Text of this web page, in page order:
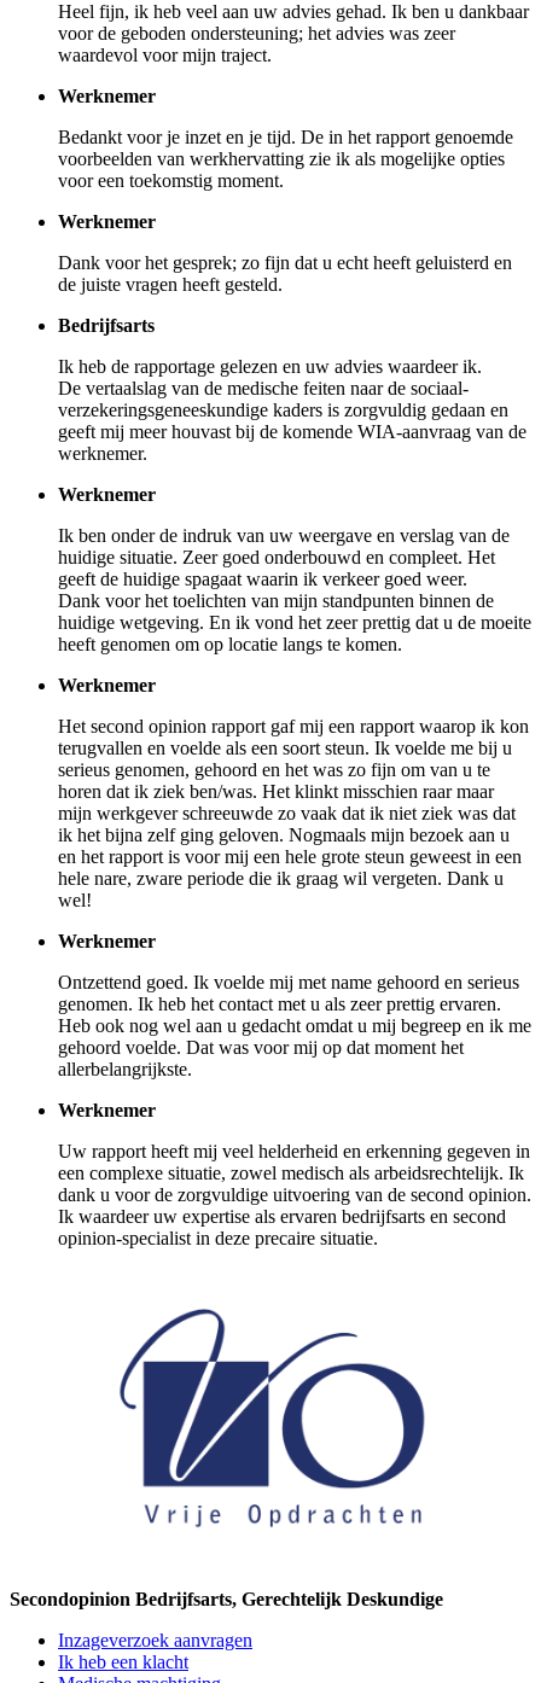
Heel fijn, ik heb veel aan uw advies gehad. Ik ben u dankbaar
voor de geboden ondersteuning; het advies was zeer
waardevol voor mijn traject.
Werknemer
Bedankt voor je inzet en je tijd. De in het rapport genoemde
voorbeelden van werkhervatting zie ik als mogelijke opties
voor een toekomstig moment.
Werknemer
Dank voor het gesprek; zo fijn dat u echt heeft geluisterd en
de juiste vragen heeft gesteld.
Bedrijfsarts
Ik heb de rapportage gelezen en uw advies waardeer ik.
De vertaalslag van de medische feiten naar de sociaal-
verzekeringsgeneeskundige kaders is zorgvuldig gedaan en
geeft mij meer houvast bij de komende WIA-aanvraag van de
werknemer.
Werknemer
Ik ben onder de indruk van uw weergave en verslag van de
huidige situatie. Zeer goed onderbouwd en compleet. Het
geeft de huidige spagaat waarin ik verkeer goed weer.
Dank voor het toelichten van mijn standpunten binnen de
huidige wetgeving. En ik vond het zeer prettig dat u de moeite
heeft genomen om op locatie langs te komen.
Werknemer
Het second opinion rapport gaf mij een rapport waarop ik kon
terugvallen en voelde als een soort steun. Ik voelde me bij u
serieus genomen, gehoord en het was zo fijn om van u te
horen dat ik ziek ben/was. Het klinkt misschien raar maar
mijn werkgever schreeuwde zo vaak dat ik niet ziek was dat
ik het bijna zelf ging geloven. Nogmaals mijn bezoek aan u
en het rapport is voor mij een hele grote steun geweest in een
hele nare, zware periode die ik graag wil vergeten. Dank u
wel!
Werknemer
Ontzettend goed. Ik voelde mij met name gehoord en serieus
genomen. Ik heb het contact met u als zeer prettig ervaren.
Heb ook nog wel aan u gedacht omdat u mij begreep en ik me
gehoord voelde. Dat was voor mij op dat moment het
allerbelangrijkste.
Werknemer
Uw rapport heeft mij veel helderheid en erkenning gegeven in
een complexe situatie, zowel medisch als arbeidsrechtelijk. Ik
dank u voor de zorgvuldige uitvoering van de second opinion.
Ik waardeer uw expertise als ervaren bedrijfsarts en second
opinion-specialist in deze precaire situatie.
Secondopinion Bedrijfsarts, Gerechtelijk Deskundige
Inzageverzoek aanvragen
Ik heb een klacht